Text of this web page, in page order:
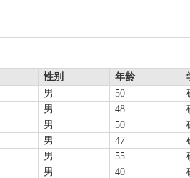
性别 年龄
男 50
男 48
男 50
男 47
男 55
男 40